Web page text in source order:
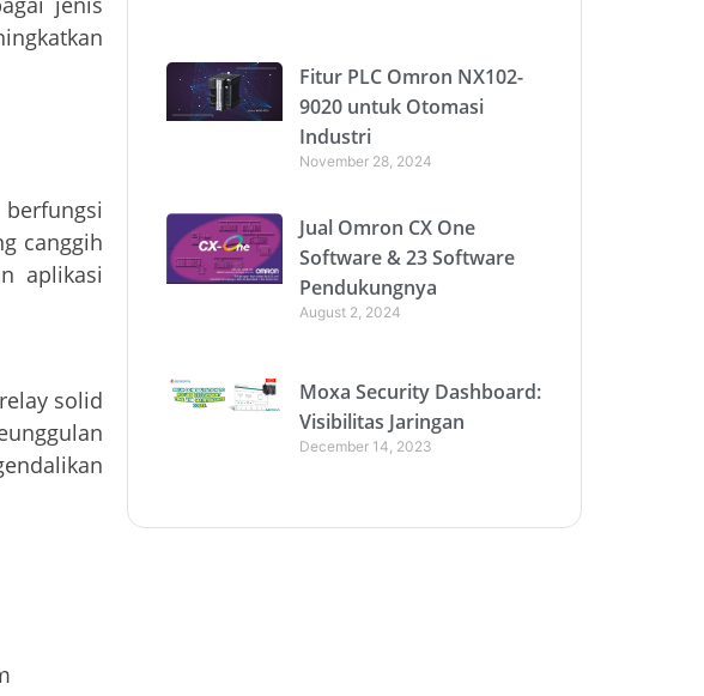
canggih
aplikasi
solid
Fitur PLC Omron NX102-
9020 untuk Otomasi
Industri
November 28, 2024
Jual Omron CX One
Software & 23 Software
Pendukungnya
August 2, 2024
Moxa Security Dashboard:
Visibilitas Jaringan
December 14, 2023